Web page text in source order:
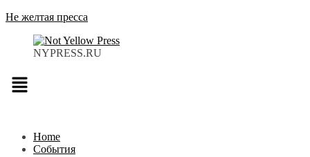
Не желтая пресса
NYPRESS.RU
Меню
Home
События